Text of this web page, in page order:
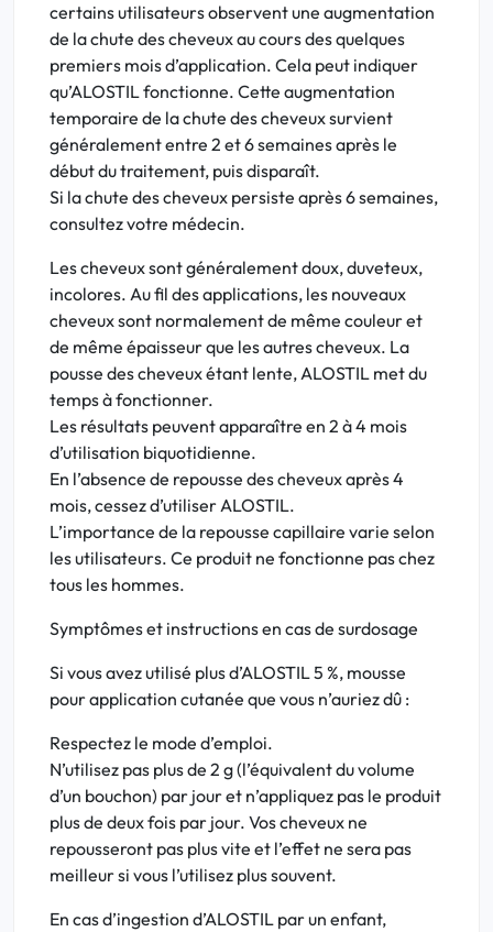
certains utilisateurs observent une augmentation
de la chute des cheveux au cours des quelques
premiers mois d’application. Cela peut indiquer
qu’ALOSTIL fonctionne. Cette augmentation
temporaire de la chute des cheveux survient
généralement entre 2 et 6 semaines après le
début du traitement, puis disparaît.
Si la chute des cheveux persiste après 6 semaines,
consultez votre médecin.
Les cheveux sont généralement doux, duveteux,
incolores. Au fil des applications, les nouveaux
cheveux sont normalement de même couleur et
de même épaisseur que les autres cheveux. La
pousse des cheveux étant lente, ALOSTIL met du
temps à fonctionner.
Les résultats peuvent apparaître en 2 à 4 mois
d’utilisation biquotidienne.
En l’absence de repousse des cheveux après 4
mois, cessez d’utiliser ALOSTIL.
L’importance de la repousse capillaire varie selon
les utilisateurs. Ce produit ne fonctionne pas chez
tous les hommes.
Symptômes et instructions en cas de surdosage
Si vous avez utilisé plus d’ALOSTIL 5 %, mousse
pour application cutanée que vous n’auriez dû :
Respectez le mode d’emploi.
N’utilisez pas plus de 2 g (l’équivalent du volume
d’un bouchon) par jour et n’appliquez pas le produit
plus de deux fois par jour. Vos cheveux ne
repousseront pas plus vite et l’effet ne sera pas
meilleur si vous l’utilisez plus souvent.
En cas d’ingestion d’ALOSTIL par un enfant,